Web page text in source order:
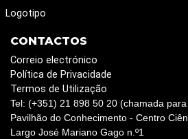
Logotipo
CONTACTOS
Correio electrónico
Política de Privacidade
Termos de Utilização
Tel: (+351) 21 898 50 20 (chamada
Pavilhão do Conhecimento - Centro
Largo José Mariano Gago n.º1